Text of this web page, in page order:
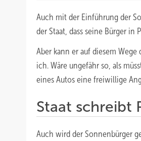
Auch mit der Einführung der
der Staat, dass seine Bürger
Aber kann er auf diesem
ich. Wäre ungefähr so, als
eines Autos eine freiwillige
Staat schreibt
Auch wird der Sonnenbürger